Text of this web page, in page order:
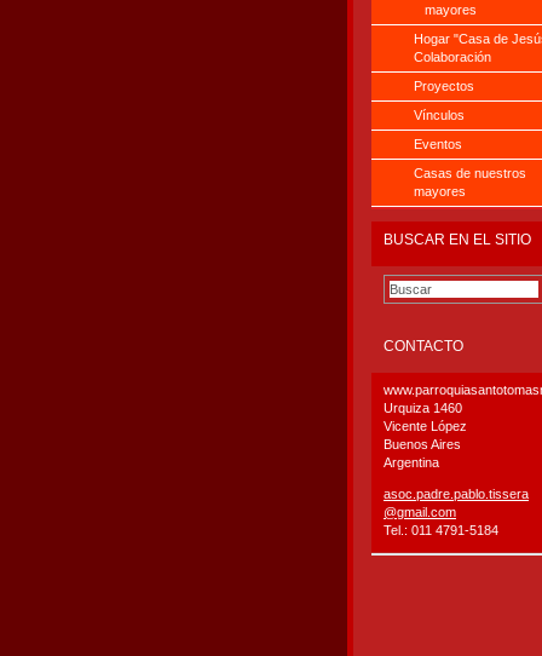
mayores
Hogar "Casa de
Colaboración
Proyectos
Vínculos
Eventos
Casas de nuestros
mayores
BUSCAR EN EL SITIO
CONTACTO
Urquiza 1460
Vicente López
Buenos Aires
Argentina
asoc.padre.pablo .tissera
@gmail.com
Tel.: 011 4791-5184